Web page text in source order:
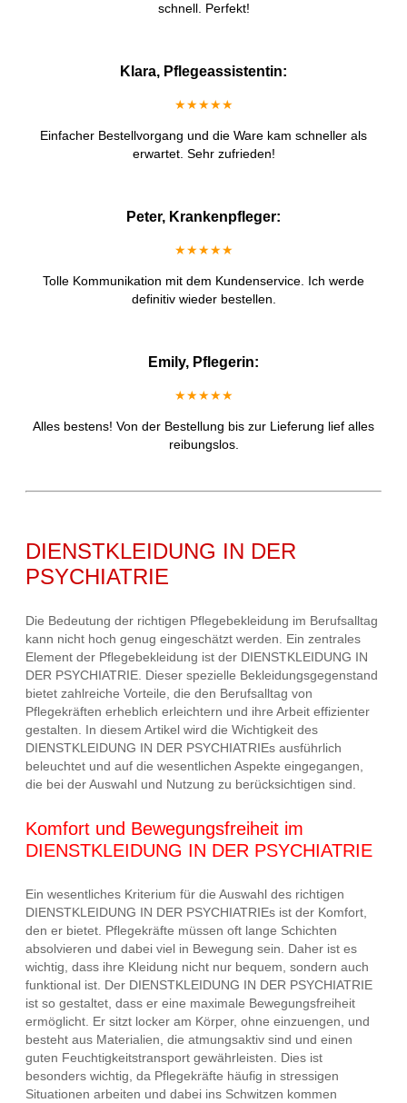
schnell. Perfekt!
Klara, Pflegeassistentin:
★★★★★
Einfacher Bestellvorgang und die Ware kam schneller als
erwartet. Sehr zufrieden!
Peter, Krankenpfleger:
★★★★★
Tolle Kommunikation mit dem Kundenservice. Ich werde
definitiv wieder bestellen.
Emily, Pflegerin:
★★★★★
Alles bestens! Von der Bestellung bis zur Lieferung lief alles
reibungslos.
DIENSTKLEIDUNG IN DER
PSYCHIATRIE
Die Bedeutung der richtigen Pflegebekleidung im Berufsalltag
kann nicht hoch genug eingeschätzt werden. Ein zentrales
Element der Pflegebekleidung ist der DIENSTKLEIDUNG IN
DER PSYCHIATRIE. Dieser spezielle Bekleidungsgegenstand
bietet zahlreiche Vorteile, die den Berufsalltag von
Pflegekräften erheblich erleichtern und ihre Arbeit effizienter
gestalten. In diesem Artikel wird die Wichtigkeit des
DIENSTKLEIDUNG IN DER PSYCHIATRIEs ausführlich
beleuchtet und auf die wesentlichen Aspekte eingegangen,
die bei der Auswahl und Nutzung zu berücksichtigen sind.
Komfort und Bewegungsfreiheit im
DIENSTKLEIDUNG IN DER PSYCHIATRIE
Ein wesentliches Kriterium für die Auswahl des richtigen
DIENSTKLEIDUNG IN DER PSYCHIATRIEs ist der Komfort,
den er bietet. Pflegekräfte müssen oft lange Schichten
absolvieren und dabei viel in Bewegung sein. Daher ist es
wichtig, dass ihre Kleidung nicht nur bequem, sondern auch
funktional ist. Der DIENSTKLEIDUNG IN DER PSYCHIATRIE
ist so gestaltet, dass er eine maximale Bewegungsfreiheit
ermöglicht. Er sitzt locker am Körper, ohne einzuengen, und
besteht aus Materialien, die atmungsaktiv sind und einen
guten Feuchtigkeitstransport gewährleisten. Dies ist
besonders wichtig, da Pflegekräfte häufig in stressigen
Situationen arbeiten und dabei ins Schwitzen kommen